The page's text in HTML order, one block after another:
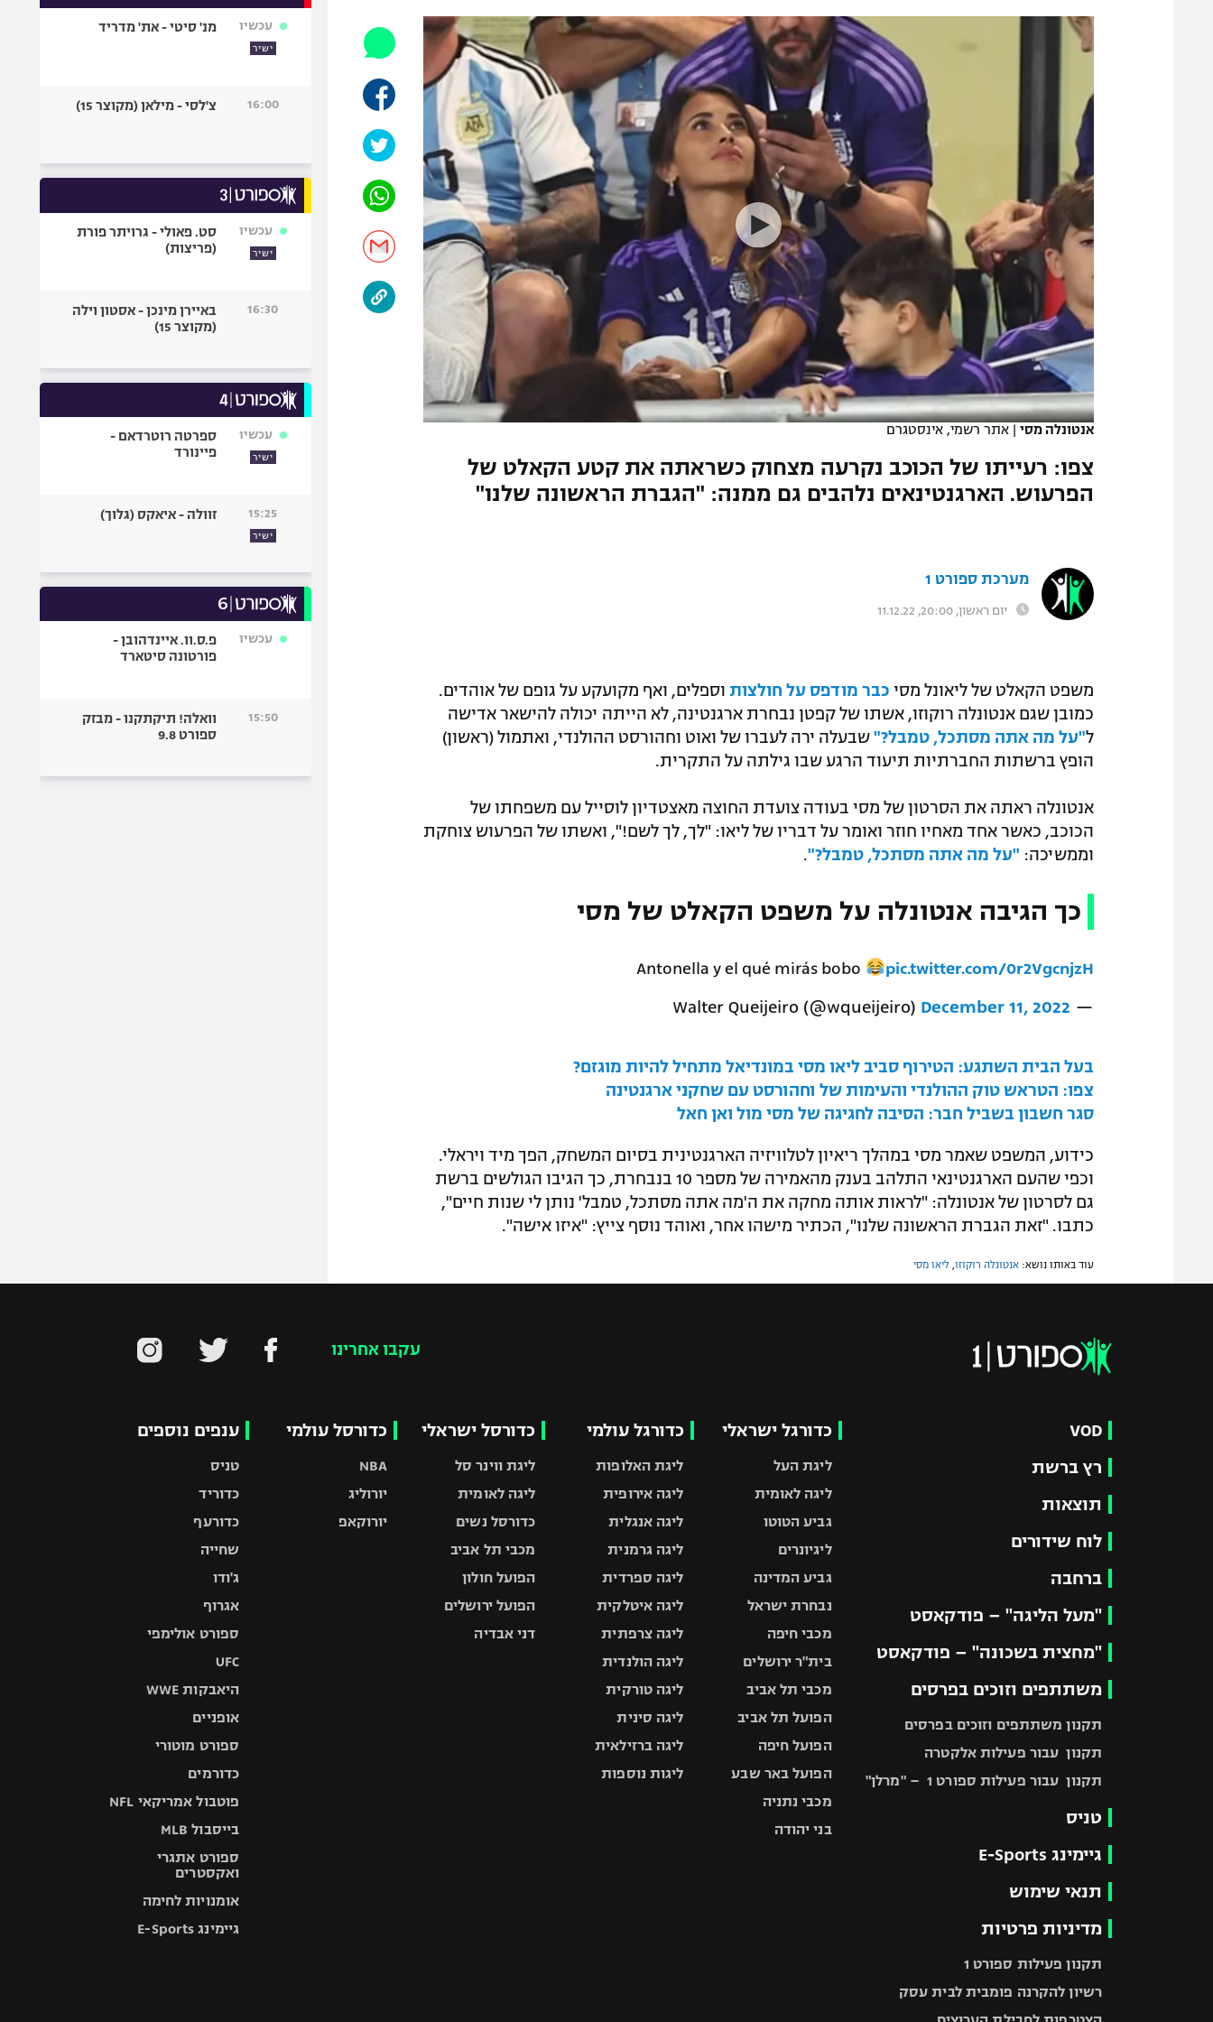
תקנון משתתפים וזוכים בפרסים
תקנון עבור פעילות אלקטרה
גיימינג E-Sports
תנאי שימוש
מדיניות פרטיות
תקנון פעילות ספורט 1
רשיון להקרנה פומבית לבית עסק
הצטרפות לחבילת הערוצים
לוח דרושים – ג'ובנט
המגזין
הפועל תל אביב
הפועל חיפה
הפועל באר שבע
מכבי נתניה
בני יהודה
ליגה סינית
ליגה ברזילאית
ליגות נוספות
פוטבול אמריקאי NFL
אומנויות לחימה
גיימינג E-Sports
אנטונלה מסי | אתר רשמי, אינסטגרם
צפו: רעייתו של הכוכב נקרעה מצחוק כשראתה את קטע הקאלט של
הפרעוש. הארגנטינאים נלהבים גם ממנה: "הגברת הראשונה שלנו"
מערכת ספורט 1
יום ראשון, 20:00, 11.12.22
משפט הקאלט של ליאונל מסי כבר מודפס על חולצות וספלים, ואף מקועקע על גופם של אוהדים.
כמובן שגם אנטונלה רוקוזו, אשתו של קפטן נבחרת ארגנטינה, לא הייתה יכולה להישאר אדישה
ל"על מה אתה מסתכל, טמבל?" שבעלה ירה לעברו של ואוט וחהורסט ההולנדי, ואתמול (ראשון)
הופץ ברשתות החברתיות תיעוד הרגע שבו גילתה על התקרית.
אנטונלה ראתה את הסרטון של מסי בעודה צועדת החוצה מאצטדיון לוסייל עם משפחתו של
הכוכב, כאשר אחד מאחיו חוזר ואומר על דבריו של ליאו: "לך, לך לשם!", ואשתו של הפרעוש צוחקת
וממשיכה: "על מה אתה מסתכל, טמבל?".
כך הגיבה אנטונלה על משפט הקאלט של מסי
Antonella y el qué mirás bobo pic.twitter.com/0r2VgcnjzH
— Walter Queijeiro (@wqueijeiro)
December 11, 2022
בעל הבית השתגע: הטירוף סביב ליאו מסי במונדיאל מתחיל להיות מוגזם?
צפו: הטראש טוק ההולנדי והעימות של וחהורסט עם שחקני ארגנטינה
סגר חשבון בשביל חבר: הסיבה לחגיגה של מסי מול ואן חאל
כידוע, המשפט שאמר מסי במהלך ריאיון לטלוויזיה הארגנטינית בסיום המשחק, הפך מיד ויראלי.
וכפי שהעם הארגנטינאי התלהב בענק מהאמירה של מספר 10 בנבחרת, כך הגיבו הגולשים ברשת
גם לסרטון של אנטונלה: "לראות אותה מחקה את ה'מה אתה מסתכל, טמבל' נותן לי שנות חיים",
כתבו. "זאת הגברת הראשונה שלנו", הכתיר מישהו אחר, ואוהד נוסף צייץ: "איזו אישה".
עוד באותו נושא: אנטונלה רוקוזו ליאו מסי
עכשיו
ישיר
מנ' סיטי - את' מדריד
16:00 צ'לסי - מילאן (מקוצר 15)
עכשיו
ישיר
סט. פאולי - גרויתר פורת
(פריצות)
16:30
באיירן מינכן - אסטון וילה
(מקוצר 15)
עכשיו
ישיר
ספרטה רוטרדאם -
פיינורד
15:25
ישיר
זוולה - איאקס (גלוך)
עכשיו
פ.ס.וו. איינדהובן -
פורטונה סיטארד
15:50
וואלה! תיקתקנו - מבזק
ספורט 9.8
עקבו אחרינו
VOD
רץ ברשת
תוצאות
לוח שידורים
ברחבה
"מעל הליגה" – פודקאסט
"מחצית בשכונה" – פודקאסט
משתתפים וזוכים בפרסים
תקנון משתתפים וזוכים בפרסים
תקנון עבור פעילות אלקטרה
תקנון עבור פעילות ספורט 1 – "מרלן"
טניס
גיימינג E-Sports
תנאי שימוש
מדיניות פרטיות
תקנון פעילות ספורט 1
רשיון להקרנה פומבית לבית עסק
כדורגל ישראלי
ליגת העל
ליגה לאומית
גביע הטוטו
ליגיונרים
גביע המדינה
נבחרת ישראל
מכבי חיפה
בית"ר ירושלים
מכבי תל אביב
הפועל תל אביב
הפועל חיפה
הפועל באר שבע
מכבי נתניה
בני יהודה
כדורגל עולמי
ליגת האלופות
ליגה אירופית
ליגה אנגלית
ליגה גרמנית
ליגה ספרדית
ליגה איטלקית
ליגה צרפתית
ליגה הולנדית
ליגה טורקית
ליגה סינית
ליגה ברזילאית
ליגות נוספות
כדורסל ישראלי
ליגת ווינר סל
ליגה לאומית
כדורסל נשים
מכבי תל אביב
הפועל חולון
הפועל ירושלים
דני אבדיה
כדורסל עולמי
NBA
יורוליג
יורוקאפ
ענפים נוספים
טניס
כדוריד
כדורעף
שחייה
ג'ודו
אגרוף
ספורט אולימפי
UFC
היאבקות WWE
אופניים
ספורט מוטורי
כדורמים
פוטבול אמריקאי NFL
בייסבול MLB
ספורט אתגרי
ואקסטרים
אומנויות לחימה
גיימינג E-Sports